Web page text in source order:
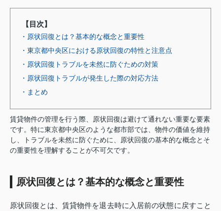
【目次】
・原状回復とは？基本的な概念と重要性
・東京都中央区における原状回復の特性と注意点
・原状回復トラブルを未然に防ぐための対策
・原状回復トラブルが発生した際の対応方法
・まとめ
賃貸物件の管理を行う際、原状回復は避けて通れない重要な要素
です。特に東京都中央区のような都市部では、物件の価値を維持
し、トラブルを未然に防ぐために、原状回復の基本的な概念とそ
の重要性を理解することが不可欠です。
原状回復とは？基本的な概念と重要性
原状回復とは、賃貸物件を退去時に入居前の状態に戻すこと